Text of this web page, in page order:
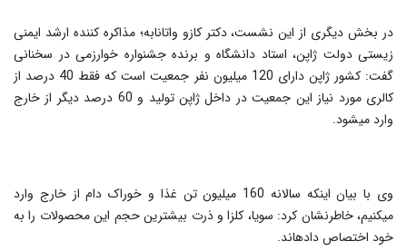
در بخش دیگری از این نشست، دکتر کازو واتانابه؛ مذاکره کننده ارشد ایمنی
زیستی دولت ژاپن، استاد دانشگاه و برنده جشنواره خوارزمی در سخنانی
گفت: کشور ژاپن دارای 120 میلیون نفر جمعیت است که فقط 40 درصد از
کالری مورد نیاز این جمعیت در داخل ژاپن تولید و 60 درصد دیگر از خارج
وارد می‎شود.
وی با بیان اینکه سالانه 160 میلیون تن غذا و خوراک دام از خارج وارد
می‎کنیم، خاطرنشان کرد: سویا، کلزا و ذرت بیشترین حجم این محصولات را به
خود اختصاص داده‎اند.